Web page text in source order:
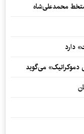
محمدعلی‌شاه
دارد
دموکراتیک» می‌گوید